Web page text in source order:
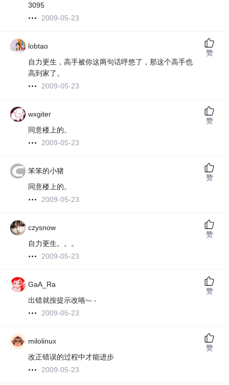
3095
2009-05-23
lobtao
自力更生，高手被你这两句话呼悠了，那这个高手也
高到家了。
2009-05-23
赞
wxgiter
同意楼上的。
2009-05-23
赞
笨笨的小猪
同意楼上的。
2009-05-23
赞
czysnow
自力更生。。。
2009-05-23
赞
GaA_Ra
出错就按提示改咯~- -
2009-05-23
赞
milolinux
改正错误的过程中才能进步
2009-05-23
赞